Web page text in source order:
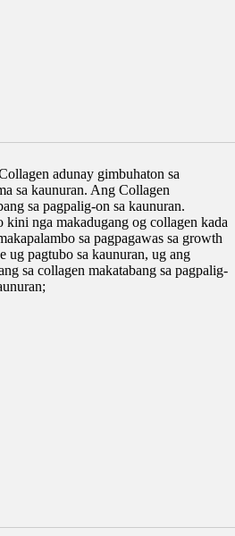
adunay gimbuhaton sa
sa kaunuran. Ang Collagen
sa pagpalig-on sa kaunuran.
kini nga makadugang og collagen kada
sa pagpagawas sa growth
ug pagtubo sa kaunuran, ug ang
sa collagen makatabang sa pagpalig-